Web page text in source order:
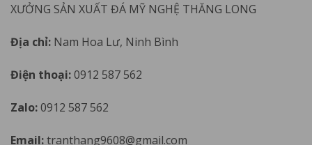
XƯỞNG SẢN XUẤT ĐÁ MỸ NGHỆ THĂNG LONG
Địa chỉ: Nam Hoa Lư, Ninh Bình
Điện thoại:0912 587 562
Zalo:0912 587 562
Email:tranthang9608@gmail.com